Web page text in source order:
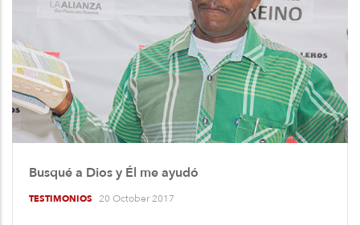
Busqué a Dios y Él me ayudó
TESTIMONIOS 20 October 2017